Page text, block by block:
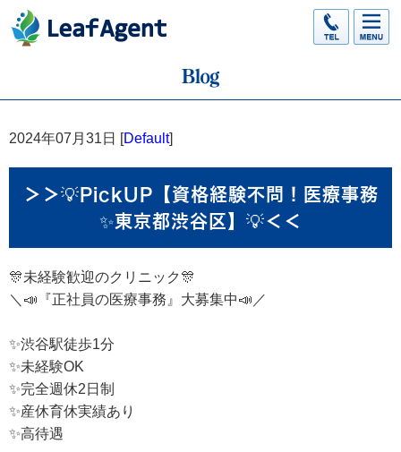
2024年07月31日 [Default]
＞＞💡PickUP【資格経験不問！医療事務
✨東京都渋谷区】💡＜＜
🎊未経験歓迎のクリニック🎊
＼📣『正社員の医療事務』大募集中📣／
✨渋谷駅徒歩1分
✨未経験OK
✨完全週休2日制
✨産休育休実績あり
✨高待遇